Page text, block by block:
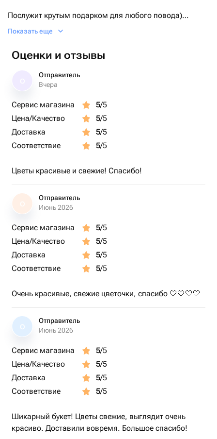
Послужит крутым подарком для любого повода)
бабушки, сестры, подруги, коллеги.
Будем рады вашим заказам💝￼
Показать еще
Оценки и отзывы
Отправитель
Вчера
Сервис магазина 5/5
Цена/Качество
5/5
Доставка
5/5
Соответствие
5/5
Цветы красивые и свежие! Спасибо!
О
Отправитель
Июнь 2026
Сервис магазина 5/5
Цена/Качество
5/5
Доставка
5/5
Соответствие
5/5
Очень красивые, свежие цветочки, спасибо 🤍🤍🤍🤍
О
Отправитель
Июнь 2026
Сервис магазина 5/5
Цена/Качество
5/5
Доставка
5/5
Соответствие
5/5
Шикарный букет! Цветы свежие, выглядит очень
красиво. Доставили вовремя. Большое спасибо!